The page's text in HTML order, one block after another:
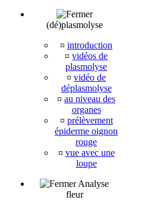
(dé)plasmolyse
¤ introduction
¤ vidéos de
plasmolyse
¤ vidéo de
déplasmolyse
¤ au niveau des
organes
¤ prélèvement
épiderme oignon
rouge
¤ vue avec une
loupe
Analyse
fleur